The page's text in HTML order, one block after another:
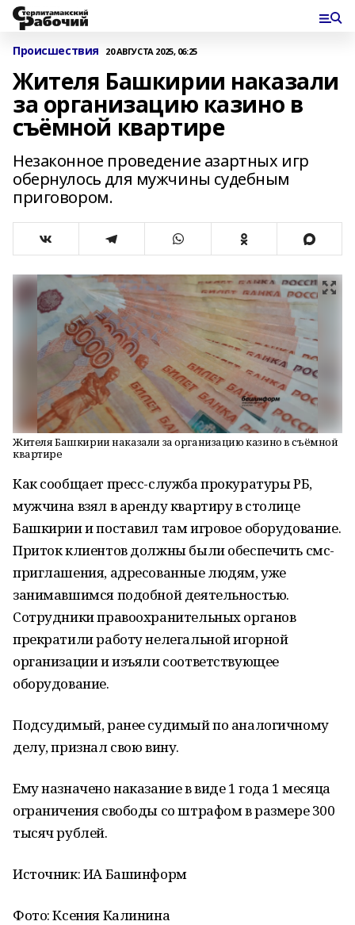
Происшествия 20 АВГУСТА 2025, 06:25
Жителя Башкирии наказали
за организацию казино в
съёмной квартире
Незаконное проведение азартных игр
обернулось для мужчины судебным
приговором.
Жителя Башкирии наказали за организацию казино в съёмной
квартире
Как сообщает пресс-служба прокуратуры РБ,
мужчина взял в аренду квартиру в столице
Башкирии и поставил там игровое оборудование.
Приток клиентов должны были обеспечить смс-
приглашения, адресованные людям, уже
занимавшимся подобной деятельностью.
Сотрудники правоохранительных органов
прекратили работу нелегальной игорной
организации и изъяли соответствующее
оборудование.
Подсудимый, ранее судимый по аналогичному
делу, признал свою вину.
Ему назначено наказание в виде 1 года 1 месяца
ограничения свободы со штрафом в размере 300
тысяч рублей.
Источник: ИА Башинформ
Фото: Ксения Калинина